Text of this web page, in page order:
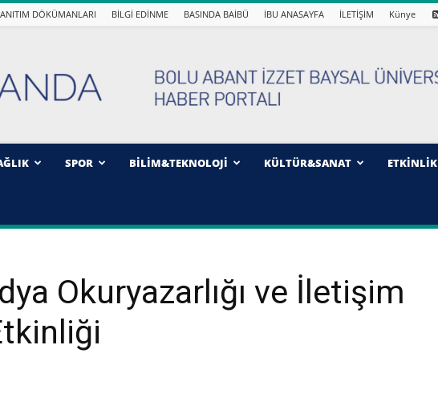
DÖKÜMANLARI BİLGİ EDİNME BASINDA BAİBÜ İBU ANASAYFA İLETİŞİM Künye
SPOR BİLİM&TEKNOLOJİ KÜLTÜR&SANAT ETKİNLİK
Okuryazarlığı ve İletişim